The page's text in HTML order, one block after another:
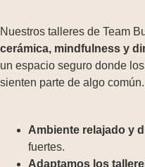
Nuestros talleres de Team
cerámica, mindfulness y
un espacio seguro donde
sienten parte de algo común.
Ambiente relajado y
fuertes.
Adaptamos los